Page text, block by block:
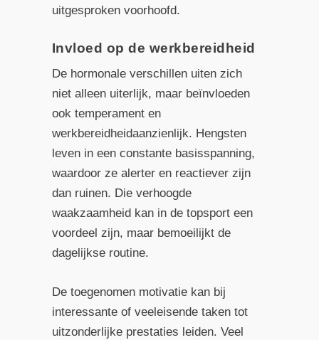
uitgesproken voorhoofd.
Invloed op de werkbereidheid
De hormonale verschillen uiten zich
niet alleen uiterlijk, maar beïnvloeden
ook temperament en
werkbereidheidaanzienlijk. Hengsten
leven in een constante basisspanning,
waardoor ze alerter en reactiever zijn
dan ruinen. Die verhoogde
waakzaamheid kan in de topsport een
voordeel zijn, maar bemoeilijkt de
dagelijkse routine.
De toegenomen motivatie kan bij
interessante of veeleisende taken tot
uitzonderlijke prestaties leiden. Veel